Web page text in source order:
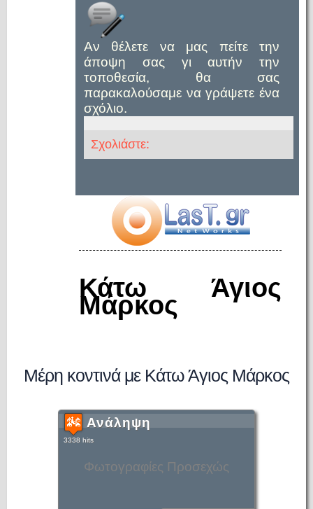
Αν θέλετε να μας πείτε την
άποψη σας γι αυτήν την
τοποθεσία, θα σας
παρακαλούσαμε να γράψετε ένα
σχόλιο.
Σχολιάστε:
Κάτω Άγιος
Μάρκος
Μέρη κοντινά με Κάτω Άγιος Μάρκος
Φωτογραφίες Προσεχώς
Ανάληψη
3338 hits